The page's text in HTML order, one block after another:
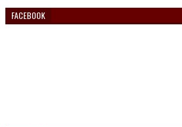
FACEBOOK